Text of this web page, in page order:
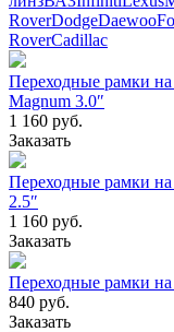
RoverDodgeDaewoo
RoverCadillac
Переходные рамки
Magnum 3.0″
1 160 руб.
Заказать
Переходные рамки
2.5″
1 160 руб.
Заказать
Переходные рамки
840 руб.
Заказать